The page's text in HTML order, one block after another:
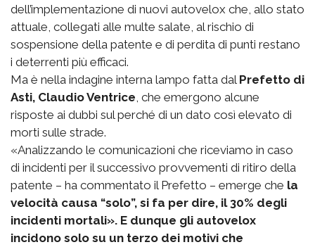
dell’implementazione di nuovi autovelox che, allo stato
attuale, collegati alle multe salate, al rischio di
sospensione della patente e di perdita di punti restano
i deterrenti più efficaci.
Ma è nella indagine interna lampo fatta dal Prefetto di
Asti, Claudio Ventrice , che emergono alcune
risposte ai dubbi sul perché di un dato così elevato di
morti sulle strade.
«Analizzando le comunicazioni che riceviamo in caso
di incidenti per il successivo provvementi di ritiro della
patente – ha commentato il Prefetto – emerge che la
velocità causa “solo”, si fa per dire, il 30% degli
incidenti mortali». E dunque gli autovelox
incidono solo su un terzo dei motivi che